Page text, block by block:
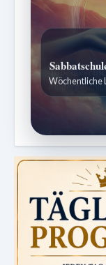
Wöchentliche